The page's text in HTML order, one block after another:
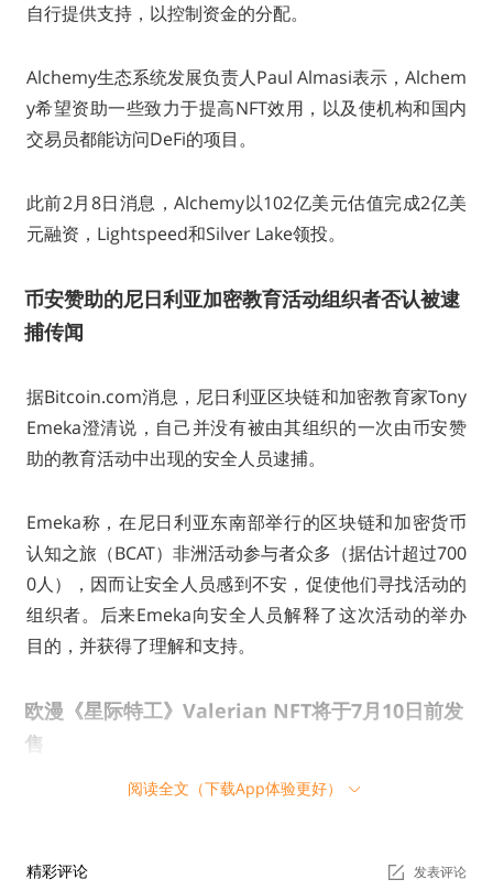
自行提供支持，以控制资金的分配。
Alchemy生态系统发展负责人Paul Almasi表示，Alchem
y希望资助一些致力于提高NFT效用，以及使机构和国内
交易员都能访问DeFi的项目。
此前2月8日消息，Alchemy以102亿美元估值完成2亿美
元融资，Lightspeed和Silver Lake领投。
币安赞助的尼日利亚加密教育活动组织者否认被逮
捕传闻
据Bitcoin.com消息，尼日利亚区块链和加密教育家Tony
Emeka澄清说，自己并没有被由其组织的一次由币安赞
助的教育活动中出现的安全人员逮捕。
Emeka称，在尼日利亚东南部举行的区块链和加密货币
认知之旅（BCAT）非洲活动参与者众多（据估计超过700
0人），因而让安全人员感到不安，促使他们寻找活动的
组织者。后来Emeka向安全人员解释了这次活动的举办
目的，并获得了理解和支持。
欧漫《星际特工》Valerian NFT将于7月10日前发
售
eb3.0。此外，其生态第一个基于创造者经济的Web 3.0
阅读全文（下载App体验更好）
精彩评论 发表评论